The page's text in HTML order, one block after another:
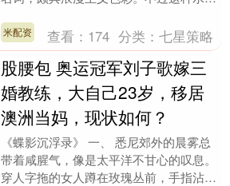
向能量强的人....
米配资 查看： 174 分类：七星策略
股腰包 奥运冠军刘子歌嫁三
婚教练，大自己23岁，移居
澳洲当妈，现状如何？
《蝶影沉浮录》 一、 悉尼郊外的晨雾总
带着咸腥气，像是太平洋不甘心的叹息。
穿人字拖的女人蹲在玫瑰丛前，手指沾着